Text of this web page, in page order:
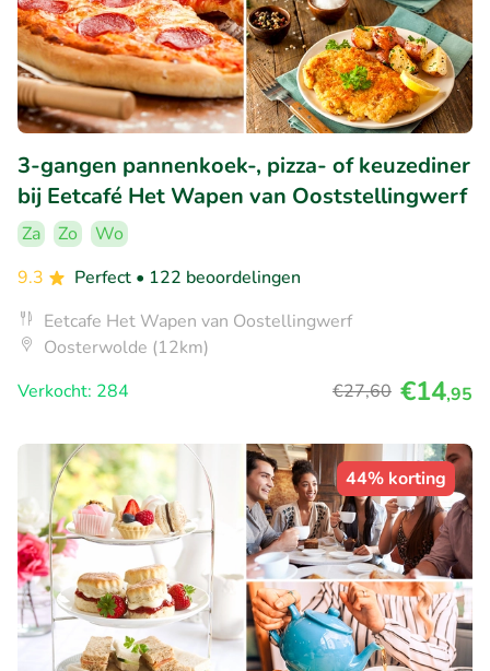
3-gangen pannenkoek-, pizza- of keuzediner
bij Eetcafé Het Wapen van Ooststellingwerf
Za Zo
Wo
9.3
Perfect • 122 beoordelingen
Eetcafe Het Wapen van Oostellingwerf
Oosterwolde (12km)
Verkocht: 284
€27,60 €14,95
44% korting